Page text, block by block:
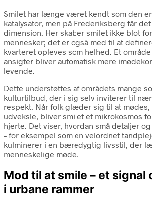
Smilet har længe været kendt som den
katalysator, men på Frederiksberg får
dimension. Her skaber smilet ikke blot
mennesker; det er også med til at
kvarteret opleves som helhed. Et
ansigter bliver automatisk mere
levende.
Dette understøttes af områdets mange
kulturtilbud, der i sig selv inviterer til
respekt. Når folk glæder sig til at mødes,
udveksle, bliver smilet et mikrokosmos
hjerte. Det viser, hvordan små detaljer
– for eksempel som en velordnet
kulminerer i en bæredygtig livsstil, der
menneskelige møde.
Mod til at smile – et signal
i urbane rammer